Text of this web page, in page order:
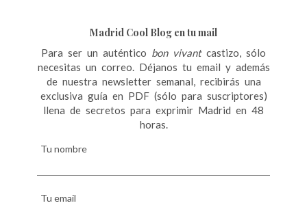
Madrid Cool Blog en tu mail
Para ser un auténtico bon vivantcastizo, sólo
necesitas un correo. Déjanos tu email y además
de nuestra newsletter semanal, recibirás una
exclusiva guía en PDF (sólo para suscriptores)
llena de secretos para exprimir Madrid en 48
horas.
Tu nombre
Tu email